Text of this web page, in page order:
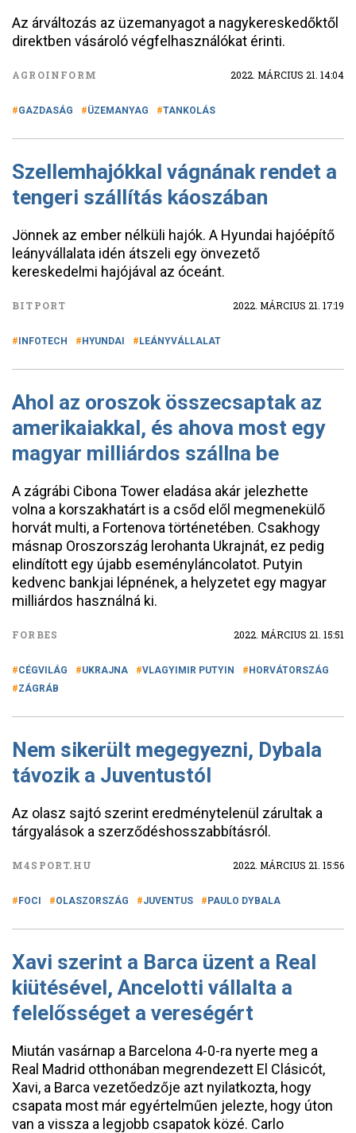
Az árváltozás az üzemanyagot a nagykereskedőktől
direktben vásároló végfelhasználókat érinti.
AGROINFORM 2022. MÁRCIUS 21. 14:04
GAZDASÁG ÜZEMANYAG TANKOLÁS
Szellemhajókkal vágnának rendet a
tengeri szállítás káoszában
Jönnek az ember nélküli hajók. A Hyundai hajóépítő
leányvállalata idén átszeli egy önvezető
kereskedelmi hajójával az óceánt.
BITPORT 2022. MÁRCIUS 21. 17:19
INFOTECH HYUNDAI LEÁNYVÁLLALAT
Ahol az oroszok összecsaptak az
amerikaiakkal, és ahova most egy
magyar milliárdos szállna be
A zágrábi Cibona Tower eladása akár jelezhette
volna a korszakhatárt is a csőd elől megmenekülő
horvát multi, a Fortenova történetében. Csakhogy
másnap Oroszország lerohanta Ukrajnát, ez pedig
elindított egy újabb eseményláncolatot. Putyin
kedvenc bankjai lépnének, a helyzetet egy magyar
milliárdos használná ki.
FORBES 2022. MÁRCIUS 21. 15:51
CÉGVILÁG UKRAJNA VLAGYIMIR PUTYIN
HORVÁTORSZÁG
ZÁGRÁB
Nem sikerült megegyezni, Dybala
távozik a Juventustól
Az olasz sajtó szerint eredménytelenül zárultak a
tárgyalások a szerződéshosszabbításról.
M4SPORT.HU 2022. MÁRCIUS 21. 15:56
FOCI OLASZORSZÁG JUVENTUS PAULO DYBALA
Xavi szerint a Barca üzent a Real
kiütésével, Ancelotti vállalta a
felelősséget a vereségért
Miután vasárnap a Barcelona 4-0-ra nyerte meg a
Real Madrid otthonában megrendezett El Clásicót,
Xavi, a Barca vezetőedzője azt nyilatkozta, hogy
csapata most már egyértelműen jelezte, hogy úton
van a vissza a legjobb csapatok közé. Carlo